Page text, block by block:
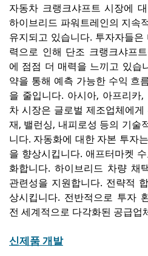
자동차 크랭크샤프트 시장에
하이브리드 파워트레인의 지속
유지되고 있습니다. 투자자들
력으로 인해 단조 크랭크샤프
에 점점 더 매력을 느끼고 있습
약을 통해 예측 가능한 수익 흐
을 줄입니다. 아시아, 아프리카
차 시장은 글로벌 제조업체에
재, 밸런싱, 내피로성 등의 기술
니다. 자동화에 대한 자본 투자
을 향상시킵니다. 애프터마켓
화합니다. 하이브리드 차량 채
관련성을 지원합니다. 전략적
상시킵니다. 전반적으로 투자
전 세계적으로 다각화된 공급업
신제품 개발